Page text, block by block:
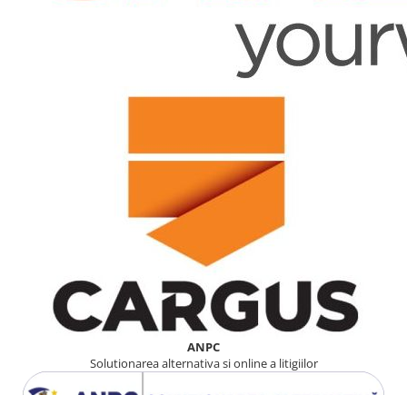
ANPC
Solutionarea alternativa si online a litigiilor